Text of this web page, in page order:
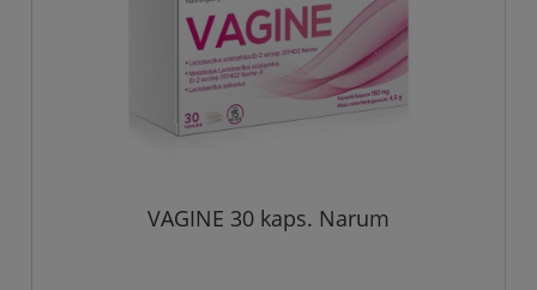
VAGINE 30 kaps. Narum